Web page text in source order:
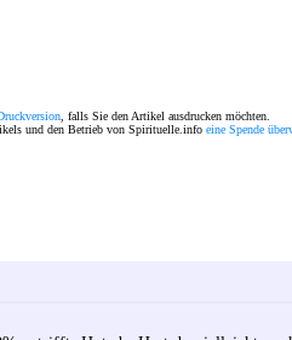
, falls Sie den Artikel ausdrucken möchten.
und den Betrieb von Spirituelle.info eine Spende